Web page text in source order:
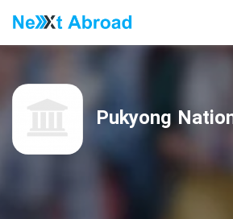
Pukyong